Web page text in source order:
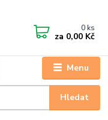
Menu
Hledat
0 ks
za 0,00 Kč